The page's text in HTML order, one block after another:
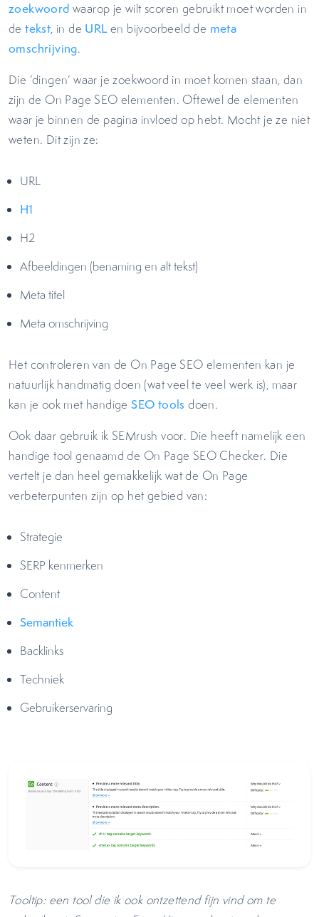
zoekwoord waarop je wilt scoren gebruikt moet worden in
detekst, in de URLen bijvoorbeeld de meta
omschrijving.
Die ‘dingen’ waar je zoekwoord in moet komen staan, dan
zijn de On Page SEO elementen. Oftewel de elementen
waar je binnen de pagina invloed op hebt. Mocht je ze niet
weten. Dit zijn ze:
URL
H1
H2
Afbeeldingen (benaming en alt tekst)
Meta titel
Meta omschrijving
Het controleren van de On Page SEO elementen kan je
natuurlijk handmatig doen (wat veel te veel werk is), maar
kan je ook met handigeSEO tools doen.
Ook daar gebruik ik SEMrush voor. Die heeft namelijk een
handige tool genaamd de On Page SEO Checker. Die
vertelt je dan heel gemakkelijk wat de On Page
verbeterpunten zijn op het gebied van:
Strategie
SERP kenmerken
Content
Semantiek
Backlinks
Techniek
Gebruikerservaring
Tooltip: een tool die ik ook ontzettend fijn vind om te